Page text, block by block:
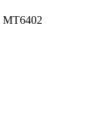
MT6402